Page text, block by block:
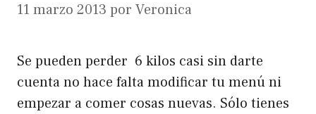
11 marzo 2013 por Veronica
Se pueden perder 6 kilos casi sin darte
cuenta no hace falta modificar tu menú ni
empezar a comer cosas nuevas. Sólo tienes